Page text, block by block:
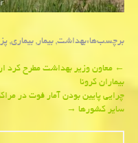
برچسب‌ها:بهداشت,بیمار,بیماری,
Post
navigation
←معاون وزیر بهداشت مطرح كرد
بیماران كرونا
چرایی پایین بودن آمار فوت در
سایر كشورها→